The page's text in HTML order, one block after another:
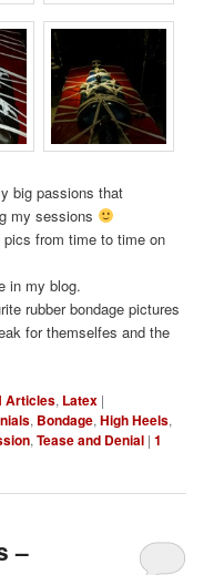
big passions that
my sessions
from time to time on
in my blog.
rubber bondage pictures
for themselfes and the
Articles, Latex |
, Bondage,High Heels,
,Tease and Denial |1
–